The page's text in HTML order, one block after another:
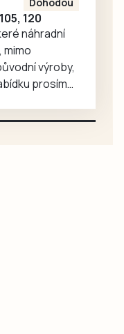
Dohodou
120
náhradní
mimo
výroby,
prosím